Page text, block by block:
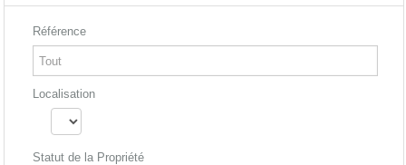
Référence
Localisation
Statut de la Propriété